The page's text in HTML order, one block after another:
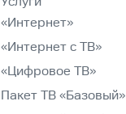
«Интернет»
«Интернет с ТВ»
«Цифровое ТВ»
Пакет ТВ «Базовый»